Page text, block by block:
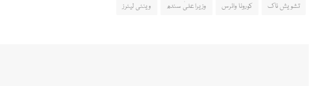
تشویش ناک کورونا وائرس وزیراعلیٰ سندھ وینٹی لیٹرز